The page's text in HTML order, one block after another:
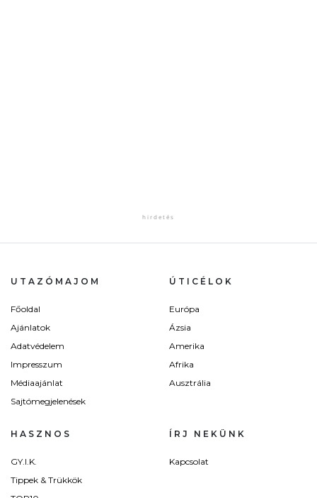
UTAZÓMAJOM
Főoldal
Ajánlatok
Adatvédelem
Impresszum
Médiaajánlat
Sajtómegjelenések
ÚTICÉLOK
Európa
Ázsia
Amerika
Afrika
Ausztrália
HASZNOS
GY.I.K.
Tippek & Trükkök
ÍRJ NEKÜNK
Kapcsolat